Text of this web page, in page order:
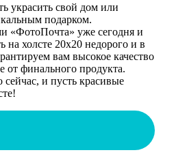
украсить свой дом или
подарком.
«ФотоПочта» уже сегодня и
на холсте 20х20 недорого и в
вам высокое качество
от финального продукта.
и пусть красивые